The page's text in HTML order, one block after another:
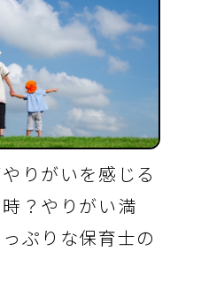
やりがいを感じる
？やりがい満
ぷりな保育士の